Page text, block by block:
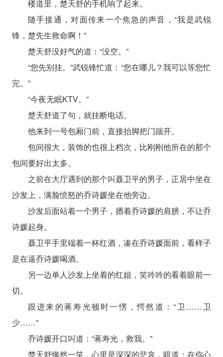
楼道里，楚天舒的手机响了起来。
随手接通，对面传来一个焦急的声音，“我是武锐
锋，楚先生救命啊！”
楚天舒没好气的道：“没空。”
“您先别挂。”武锐锋忙道：“您在哪儿？我可以等您忙
完。”
“今夜无眠KTV。”
楚天舒道了句，就挂断电话。
他来到一号包厢门前，直接抬脚把门踹开。
包间很大，装饰的也很上档次，比刚刚他所在的那个
包间要好出太多。
之前在大厅遇到的那个叫聂卫平的男子，正居中坐在
沙发上，满脸愤怒的乔诗媛坐在他旁边。
沙发后面站着一个男子，摁着乔诗媛的肩膀，不让乔
诗媛起身。
聂卫平手里端着一杯红酒，凑在乔诗媛面前，看样子
是在逼乔诗媛喝酒。
另一边单人沙发上坐着的红姐，笑吟吟的看着眼前一
切。
跟进来的蒋寿光顿时一愣，愕然道：“卫……卫
少……”
乔诗媛开口叫道：“蒋寿光，救我。”
楚天舒惨然一笑，心里是深深的悲哀，暗道：在你心